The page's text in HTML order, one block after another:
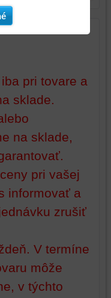
pri tovare a
sklade.
na sklade,
pri vašej
informovať a
zrušiť
V termíne
môže
v týchto